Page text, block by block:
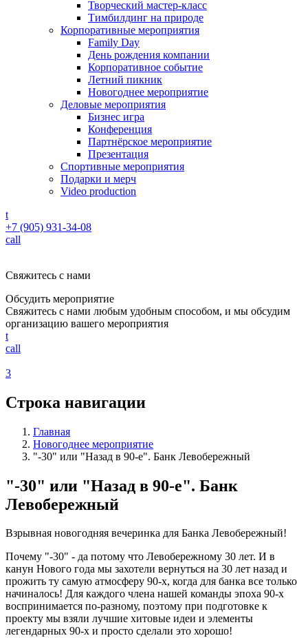
Творческий мастер-класс
Тимбилдинг на природе
Корпоративные мероприятия
Family Day
День рождения компании
Корпоративное событие
Летний пикник
Новогоднее мероприятие
Деловые мероприятия
Бизнес игра
Конференция
Партнёрское мероприятие
Презентация
Спортивные мероприятия
Подарки и мерч
Video production
t
+7 (905) 931-34-08
call
Свяжитесь с нами
Обсудить мероприятие
Свяжитесь с нами любым удобным способом, и мы обсудим
организацию вашего мероприятия
t
call
3
Строка навигации
Главная
Новогоднее мероприятие
"-30" или "Назад в 90-е". Банк Левобережный
"-30" или "Назад в 90-е". Банк
Левобережный
Взрывная новогодняя вечеринка для Банка Левобережный!
Почему "-30" - да потому что Левобережному 30 лет. И в
канун Нового года мы захотели вернуться на 30 лет назад и
прожить ту самую атмосферу 90-х, когда для банка все только
начиналось! Для каждого члена нашей команды эпоха 90-х
воспринимается по-разному, поэтому при подготовке к
проекту мы взяли лучшие хитовые идеи и элементы
легендарных 90-х и просто сделали это хорошо!